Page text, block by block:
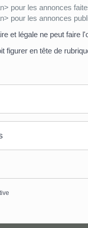
pour les annonces
pour les annonces
et légale ne peut faire
figurer en tête de